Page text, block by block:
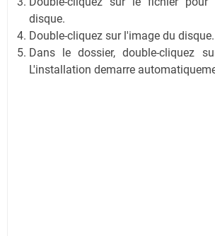
disque.
Double-cliquez sur l'image du disque.
Dans le dossier, double-cliquez
L'installation demarre